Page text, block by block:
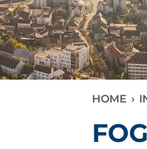
HOME ›